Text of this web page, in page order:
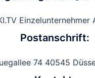
Einzelunternehmer
Postanschrift:
74 40545